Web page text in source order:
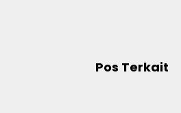
Pos Terkait